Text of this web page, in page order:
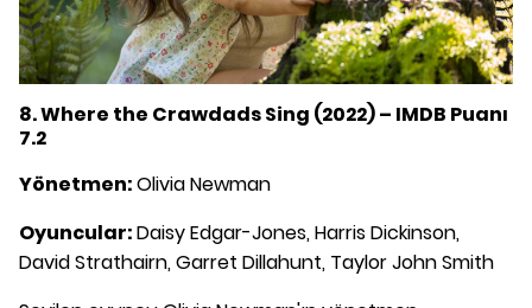
8. Where the Crawdads Sing (2022) – IMDB Puanı
7.2
Yönetmen:Olivia Newman
Oyuncular:Daisy Edgar-Jones, Harris Dickinson,
David Strathairn, Garret Dillahunt, Taylor John Smith